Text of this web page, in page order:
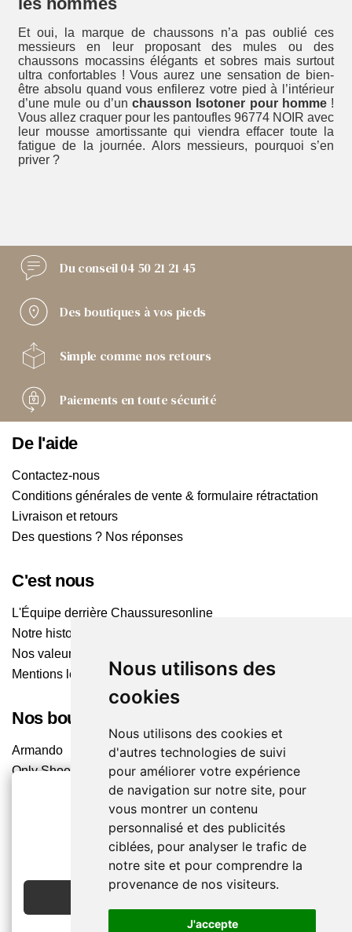
Nous utilisons des
cookies
Nous utilisons des cookies et
d'autres technologies de suivi
pour améliorer votre expérience
de navigation sur notre site, pour
vous montrer un contenu
personnalisé et des publicités
ciblées, pour analyser le trafic de
notre site et pour comprendre la
provenance de nos visiteurs.
J'accepte
2€ OFFERTS
EN CRÉANT UN COMPTE
Et oui, la marque de chaussons n’a pas oublié ces
messieurs en leur proposant des mules ou des
chaussons mocassins élégants et sobres mais surtout
ultra confortables ! Vous aurez une sensation de bien-
être absolu quand vous enfilerez votre pied à l’intérieur
d’une mule ou d’un chausson Isotoner pour homme !
Vous allez craquer pour les pantoufles 96774 NOIR avec
leur mousse amortissante qui viendra effacer toute la
fatigue de la journée. Alors messieurs, pourquoi s’en
priver ?
Du conseil04 50 21 21 45
Des boutiques à vos pieds
Simple comme nos retours
Paiements en toute sécurité
De l'aide
Contactez-nous
Conditions générales de vente & formulaire rétractation
Livraison et retours
Des questions ? Nos réponses
C'est nous
L'Équipe derrière Chaussuresonline
Notre histoire
Nos valeurs
Mentions légales
Nos boutiques
Armando
Only Shoes
Trouvez le magasin le plus proche
Chaussuresonline sur les Médias sociaux
et bons plans !